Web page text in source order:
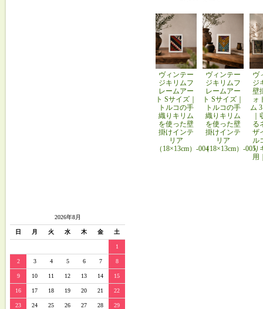
2026年8月
日 月 火 水 木 金 土
1
2 3 4 5 6 7 8
9 10 11 12 13 14 15
16 17 18 19 20 21 22
23 24 25 26 27 28 29
ヴィンテー
ジキリムフ
レームアー
ト Sサイズ｜
トルコの手
織りキリム
を使った壁
掛けインテ
リア
（18×13cm）-004
ヴィンテー
ジキリムフ
レームアー
ト Sサイズ｜
トルコの手
織りキリム
を使った壁
掛けインテ
リア
（18×13cm）-005
ヴ
ジ
壁
ォ
ム
る
ザ
ル
り
用